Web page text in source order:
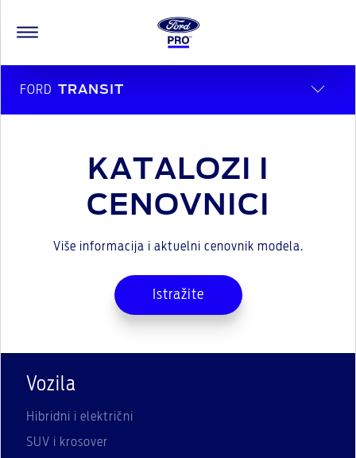
FORD TRANSIT
KATALOZI I
CENOVNICI
Više informacija i aktuelni cenovnik modela.
Istražite
Vozila
Hibridni i električni
SUV i krosover